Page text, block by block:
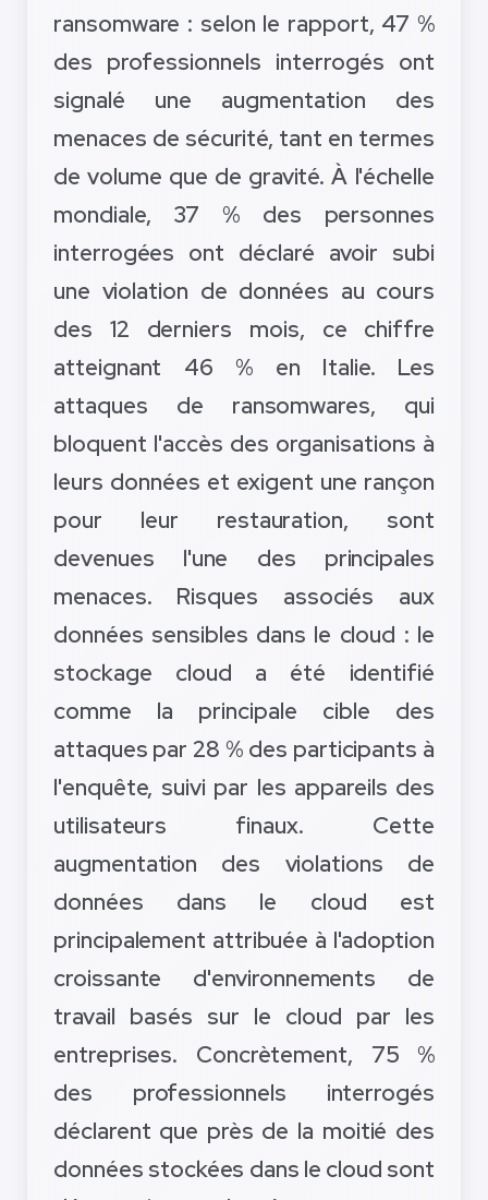
ransomware : selon le rapport, 47 %
des professionnels interrogés ont
signalé une augmentation des
menaces de sécurité, tant en termes
de volume que de gravité. À l'échelle
mondiale, 37 % des personnes
interrogées ont déclaré avoir subi
une violation de données au cours
des 12 derniers mois, ce chiffre
atteignant 46 % en Italie. Les
attaques de ransomwares, qui
bloquent l'accès des organisations à
leurs données et exigent une rançon
pour leur restauration, sont
devenues l'une des principales
menaces. Risques associés aux
données sensibles dans le cloud : le
stockage cloud a été identifié
comme la principale cible des
attaques par 28 % des participants à
l'enquête, suivi par les appareils des
utilisateurs finaux. Cette
augmentation des violations de
données dans le cloud est
principalement attribuée à l'adoption
croissante d'environnements de
travail basés sur le cloud par les
entreprises. Concrètement, 75 %
des professionnels interrogés
déclarent que près de la moitié des
données stockées dans le cloud sont